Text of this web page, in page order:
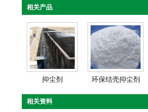
相关产品
抑尘剂 环保结壳抑尘剂
相关资料